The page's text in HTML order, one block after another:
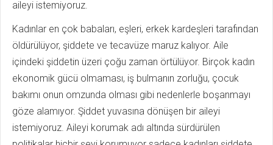
aileyi istemiyoruz.
Kadınlar en çok babaları, eşleri, erkek kardeşleri tarafından
öldürülüyor, şiddete ve tecavüze maruz kalıyor. Aile
içindeki şiddetin üzeri çoğu zaman örtülüyor. Birçok kadın
ekonomik gücü olmaması, iş bulmanın zorluğu, çocuk
bakımı onun omzunda olması gibi nedenlerle boşanmayı
göze alamıyor. Şiddet yuvasına dönüşen bir aileyi
istemiyoruz. Aileyi korumak adı altında sürdürülen